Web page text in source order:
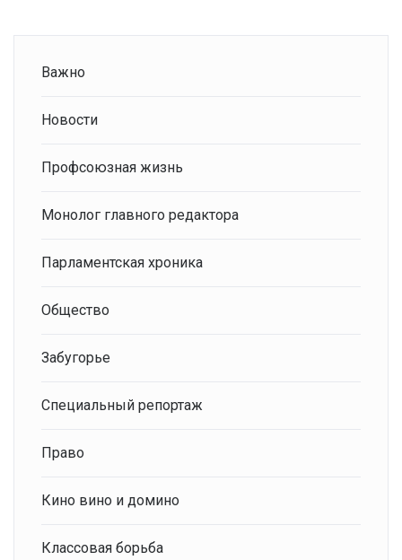
Важно
Новости
Профсоюзная жизнь
Монолог главного редактора
Парламентская хроника
Общество
Забугорье
Специальный репортаж
Право
Кино вино и домино
Классовая борьба